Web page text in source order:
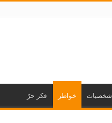
شخصيات خواطر فكر حرّ